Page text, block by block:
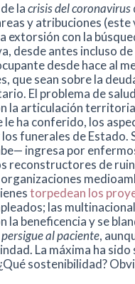
lacrisis del coronavirus
y atribuciones
extorsión con la
desde antes incluso
desde hace al
que sean sobre la
El problema de
la articulación
le ha conferido, los
funerales de Estado.
ingresa por
reconstructores de
torpedean los
las
beneficencia y se
al paciente,
La máxima ha
sostenibilidad?